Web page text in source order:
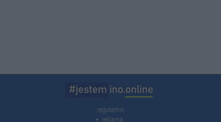
regulamin
reklama